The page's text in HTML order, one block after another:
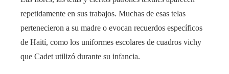
repetidamente en sus trabajos. Muchas de esas telas
pertenecieron a su madre o evocan recuerdos específicos
de Haití, como los uniformes escolares de cuadros vichy
que Cadet utilizó durante su infancia.